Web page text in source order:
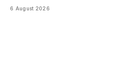
6 August 2026